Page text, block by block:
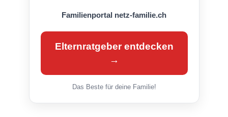
Familienportal netz-familie.ch
Elternratgeber entdecken
→
Das Beste für deine Familie!